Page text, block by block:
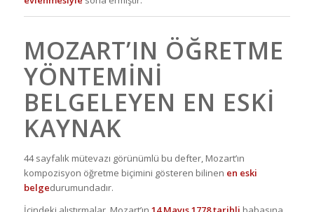
MOZART’IN ÖĞRETME
YÖNTEMINI
BELGELEYEN EN ESKI
KAYNAK
44 sayfalık mütevazı görünümlü bu defter, Mozart’ın
kompozisyon öğretme biçimini gösteren bilinen en eski
belgedurumundadır.